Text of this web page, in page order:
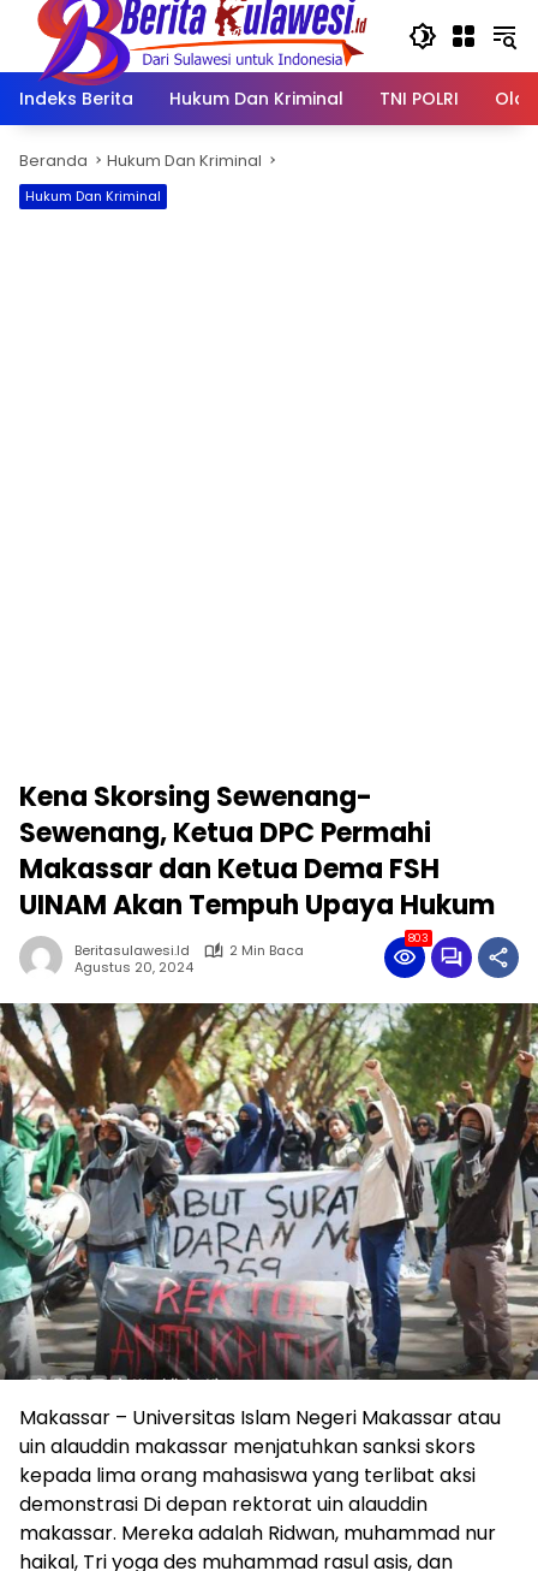
Langsung
konten
Indeks Berita
Hukum Dan Kriminal TNI POLRI
Beranda Hukum Dan Kriminal
Hukum Dan Kriminal
Kena Skorsing Sewenang-
Sewenang, Ketua DPC Permahi
Makassar dan Ketua Dema FSH
UINAM Akan Tempuh Upaya Hukum
Beritasulawesi.id
2 Min Baca
Agustus 20, 2024
803
Makassar – Universitas Islam Negeri Makassar atau
uin alauddin makassar menjatuhkan sanksi skors
kepada lima orang mahasiswa yang terlibat aksi
demonstrasi Di depan rektorat uin alauddin
makassar. Mereka adalah Ridwan, muhammad nur
haikal, Tri yoga des muhammad rasul asis, dan